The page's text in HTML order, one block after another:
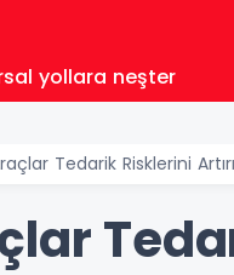
yollara neşter
Tedarik Risklerini